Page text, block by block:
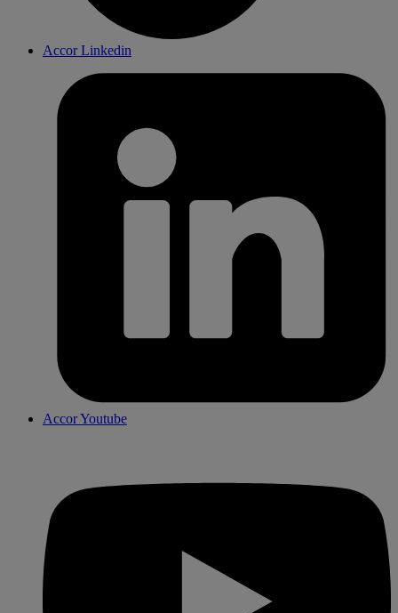
Accor Linkedin
Accor Youtube